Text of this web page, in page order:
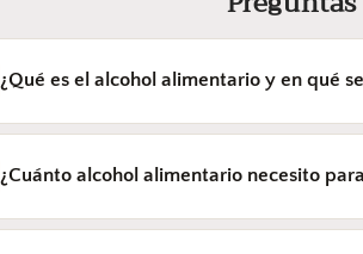
¿Qué es el alcohol alimentario y en qué
Elalcohol de farmacia está
fiscal. Elalcohol alimentario
¿Cuánto alcohol alimentario necesito
Necesitas1 litro de alcohol alimentario